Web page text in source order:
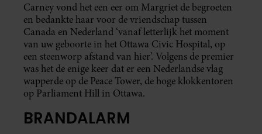
Carney vond het een eer om Margriet de begroeten
en bedankte haar voor de vriendschap tussen
Canada en Nederland ‘vanaf letterlijk het moment
van uw geboorte in het Ottawa Civic Hospital, op
een steenworp afstand van hier’. Volgens de premier
was het de enige keer dat er een Nederlandse vlag
wapperde op de Peace Tower, de hoge klokkentoren
op Parliament Hill in Ottawa.
BRANDALARM